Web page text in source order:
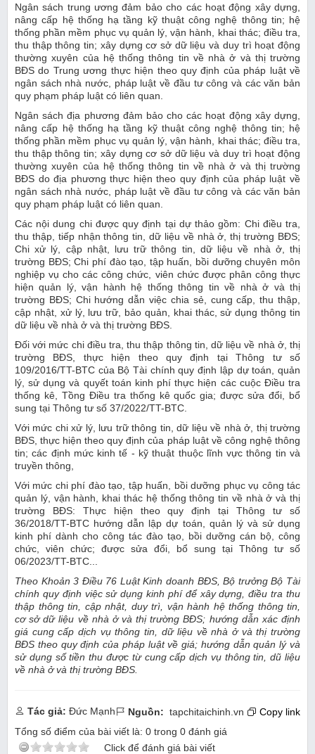
Ngân sách trung ương đảm bảo cho các hoạt động xây dựng,
nâng cấp hệ thống hạ tầng kỹ thuật công nghệ thông tin; hệ
thống phần mềm phục vụ quản lý, vận hành, khai thác; điều tra,
thu thập thông tin; xây dựng cơ sở dữ liệu và duy trì hoạt động
thường xuyên của hệ thống thông tin về nhà ở và thị trường
BĐS do Trung ương thực hiện theo quy định của pháp luật về
ngân sách nhà nước, pháp luật về đầu tư công và các văn bản
quy phạm pháp luật có liên quan.
Ngân sách địa phương đảm bảo cho các hoạt động xây dựng,
nâng cấp hệ thống hạ tầng kỹ thuật công nghệ thông tin; hệ
thống phần mềm phục vụ quản lý, vận hành, khai thác; điều tra,
thu thập thông tin; xây dựng cơ sở dữ liệu và duy trì hoạt động
thường xuyên của hệ thống thông tin về nhà ở và thị trường
BĐS do địa phương thực hiện theo quy định của pháp luật về
ngân sách nhà nước, pháp luật về đầu tư công và các văn bản
quy phạm pháp luật có liên quan.
Các nội dung chi được quy định tại dự thảo gồm: Chi điều tra,
thu thập, tiếp nhận thông tin, dữ liệu về nhà ở, thị trường BĐS;
Chi xử lý, cập nhật, lưu trữ thông tin, dữ liệu về nhà ở, thị
trường BĐS; Chi phí đào tạo, tập huấn, bồi dưỡng chuyên môn
nghiệp vụ cho các công chức, viên chức được phân công thực
hiện quản lý, vận hành hệ thống thông tin về nhà ở và thị
trường BĐS; Chi hướng dẫn việc chia sẻ, cung cấp, thu thập,
cập nhật, xử lý, lưu trữ, bảo quản, khai thác, sử dụng thông tin
dữ liệu về nhà ở và thị trường BĐS.
Đối với mức chi điều tra, thu thập thông tin, dữ liệu về nhà ở, thị
trường BĐS, thực hiện theo quy định tại Thông tư số
109/2016/TT-BTC của Bộ Tài chính quy định lập dự toán, quản
lý, sử dụng và quyết toán kinh phí thực hiện các cuộc Điều tra
thống kê, Tồng Điều tra thống kê quốc gia; được sửa đổi, bổ
sung tại Thông tư số 37/2022/TT-BTC.
Với mức chi xử lý, lưu trữ thông tin, dữ liệu về nhà ở, thị trường
BĐS, thực hiện theo quy định của pháp luật về công nghệ thông
tin; các định mức kinh tế - kỹ thuật thuộc lĩnh vực thông tin và
truyền thông,
Với mức chi phí đào tạo, tập huấn, bồi dưỡng phục vụ công tác
quản lý, vận hành, khai thác hệ thống thông tin về nhà ở và thị
trường BĐS: Thực hiện theo quy định tại Thông tư số
36/2018/TT-BTC hướng dẫn lập dự toán, quản lý và sử dụng
kinh phí dành cho công tác đào tạo, bồi dưỡng cán bộ, công
chức, viên chức; được sửa đổi, bổ sung tại Thông tư số
06/2023/TT-BTC...
Theo Khoản 3 Điều 76 Luật Kinh doanh BĐS, Bộ trưởng Bộ Tài
chính quy định việc sử dụng kinh phí để xây dựng, điều tra thu
thập thông tin, cập nhật, duy trì, vận hành hệ thống thông tin,
cơ sở dữ liệu về nhà ở và thị trường BĐS; hướng dẫn xác định
giá cung cấp dịch vụ thông tin, dữ liệu về nhà ở và thị trường
BĐS theo quy định của pháp luật về giá; hướng dẫn quản lý và
sử dụng số tiền thu được từ cung cấp dịch vụ thông tin, dũ liệu
về nhà ở và thị trường BĐS.
Tác giả: Đức Mạnh Nguồn: tapchitaichinh.vn
Copy link
Tổng số điểm của bài viết là: 0 trong 0 đánh giá
Click để đánh giá bài viết